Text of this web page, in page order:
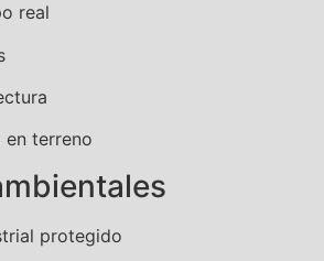
real
en terreno
protegido